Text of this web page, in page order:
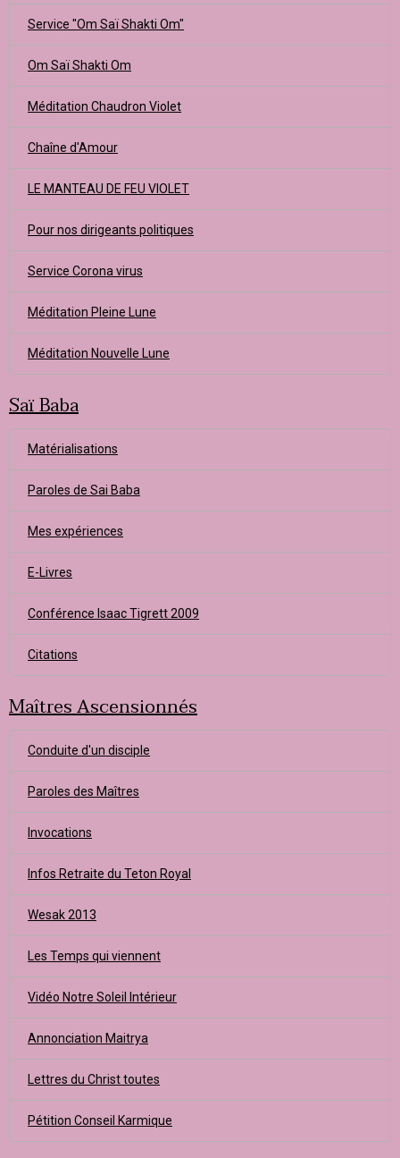
Service "Om Saï Shakti Om"
Om Saï Shakti Om
Méditation Chaudron Violet
Chaîne d'Amour
LE MANTEAU DE FEU VIOLET
Pour nos dirigeants politiques
Service Corona virus
Méditation Pleine Lune
Méditation Nouvelle Lune
Saï Baba
Matérialisations
Paroles de Sai Baba
Mes expériences
E-Livres
Conférence Isaac Tigrett 2009
Citations
Maîtres Ascensionnés
Conduite d'un disciple
Paroles des Maîtres
Invocations
Infos Retraite du Teton Royal
Wesak 2013
Les Temps qui viennent
Vidéo Notre Soleil Intérieur
Annonciation Maitrya
Lettres du Christ toutes
Pétition Conseil Karmique